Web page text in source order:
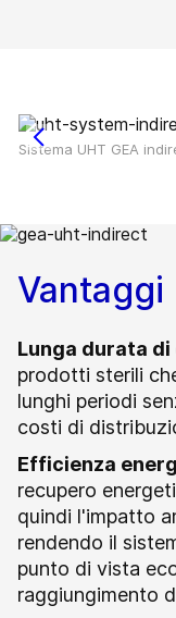
Sistema UHT GEA
Vantaggi
Lunga durata
prodotti sterili
lunghi periodi
costi di
Efficienza
recupero
quindi l'impatto
rendendo il
punto di vista
raggiungimento